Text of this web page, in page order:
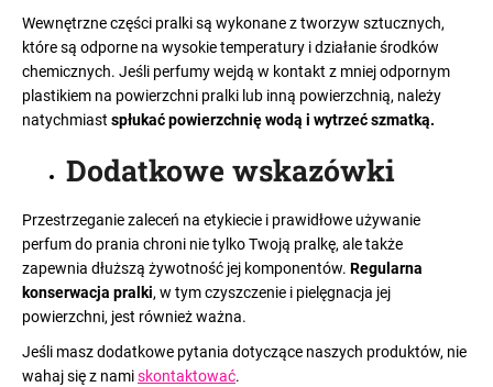
Wewnętrzne części pralki są wykonane z tworzyw sztucznych,
które są odporne na wysokie temperatury i działanie środków
chemicznych. Jeśli perfumy wejdą w kontakt z mniej odpornym
plastikiem na powierzchni pralki lub inną powierzchnią, należy
natychmiast spłukać powierzchnię wodą i wytrzeć szmatką.
Dodatkowe wskazówki
Przestrzeganie zaleceń na etykiecie i prawidłowe używanie
perfum do prania chroni nie tylko Twoją pralkę, ale także
zapewnia dłuższą żywotność jej komponentów. Regularna
konserwacja pralki, w tym czyszczenie i pielęgnacja jej
powierzchni, jest również ważna.
Jeśli masz dodatkowe pytania dotyczące naszych produktów, nie
wahaj się z namiskontaktować.
c
a
m
y